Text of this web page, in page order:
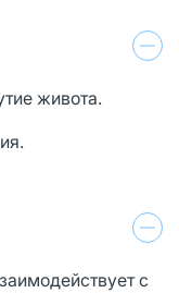
живота.
с